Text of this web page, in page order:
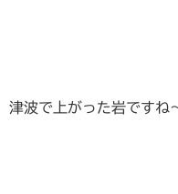
津波で上がった岩ですね